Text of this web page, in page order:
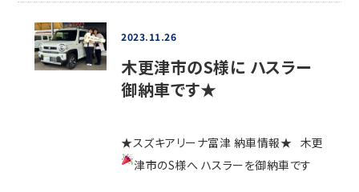
2023.11.26
木更津市のS様に ハスラー
御納車です★
★スズキアリーナ富津 納車情報★ 木更
津市のS様へ ハスラーを御納車です